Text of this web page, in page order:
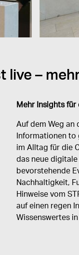
live –
Mehr Insights
Auf dem Weg an
Informationen to
im Alltag für die
das neue
bevorstehende
Nachhaltigkeit,
Hinweise vom
auf einen regen
Wissenswertes